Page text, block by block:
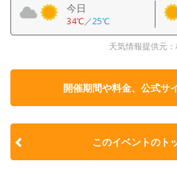
今日
34℃／25℃
天気情報提供元
開催期間や料金、公式サ
このイベントのト